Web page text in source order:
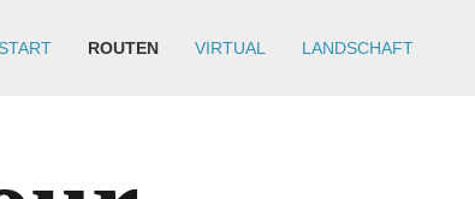
START ROUTEN VIRTUAL LANDSCHAFT